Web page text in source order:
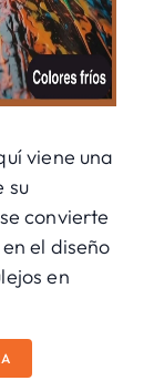
viene una
su
convierte
el diseño
en